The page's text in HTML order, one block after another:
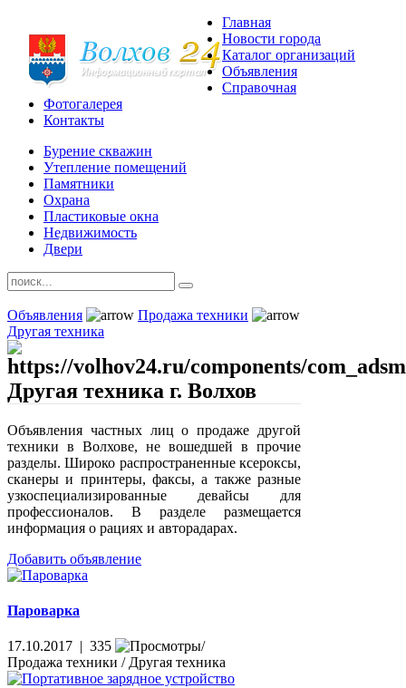
Главная
Новости города
Каталог организаций
Объявления
Справочная
Фотогалерея
Контакты
Бурение скважин
Утепление помещений
Памятники
Охрана
Пластиковые окна
Недвижимость
Двери
Объявления
Продажа техники
Другая техника
Другая техника г. Волхов
Объявления частных лиц о продаже другой
техники в Волхове, не вошедшей в прочие
разделы. Широко распространенные ксероксы,
сканеры и принтеры, факсы, а также разные
узкоспециализированные девайсы для
профессионалов. В разделе размещается
информация о рациях и авторадарах.
Добавить объявление
Пароварка
17.10.2017 | 335
Продажа техники / Другая техника